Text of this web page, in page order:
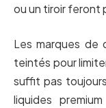
ou un tiroir feront
Les marques de
teintés pour
suffit pas
liquides